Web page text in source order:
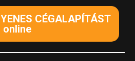
CÉGALAPÍTÁST
online